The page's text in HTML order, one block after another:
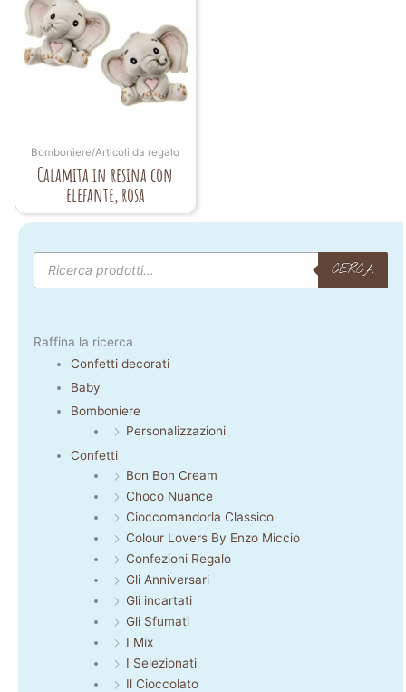
Bomboniere/Articoli da regalo
Calamita in resina con
elefante, rosa
Products
search
CERCA
Raffina la ricerca
Confetti decorati
Baby
Bomboniere
Personalizzazioni
Confetti
Bon Bon Cream
Choco Nuance
Cioccomandorla Classico
Colour Lovers By Enzo Miccio
Confezioni Regalo
Gli Anniversari
Gli incartati
Gli Sfumati
I Mix
I Selezionati
Il Cioccolato